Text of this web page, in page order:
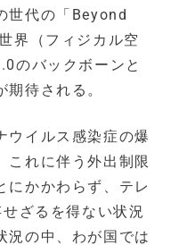
世代の「Beyond
界（フィジカル空
のバックボーンと
待される。
ウイルス感染症の爆
これに伴う外出制限
にかかわらず、テレ
ざるを得ない状況
況の中、わが国では